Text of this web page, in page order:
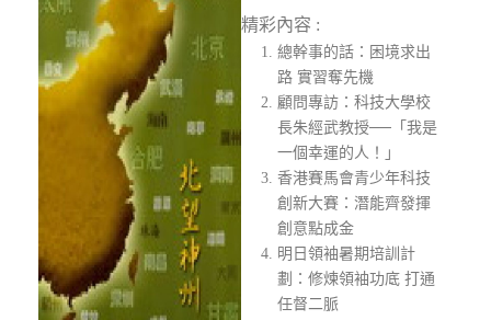
精彩內容 :
總幹事的話：困境求出
路 實習奪先機
顧問專訪：科技大學校
長朱經武教授──「我是
一個幸運的人！」
香港賽馬會青少年科技
創新大賽：潛能齊發揮
創意點成金
明日領袖暑期培訓計
劃：修煉領袖功底 打通
任督二脈